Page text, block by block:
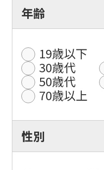
年齢
19歳以下
30歳代
50歳代
70歳以上
性別